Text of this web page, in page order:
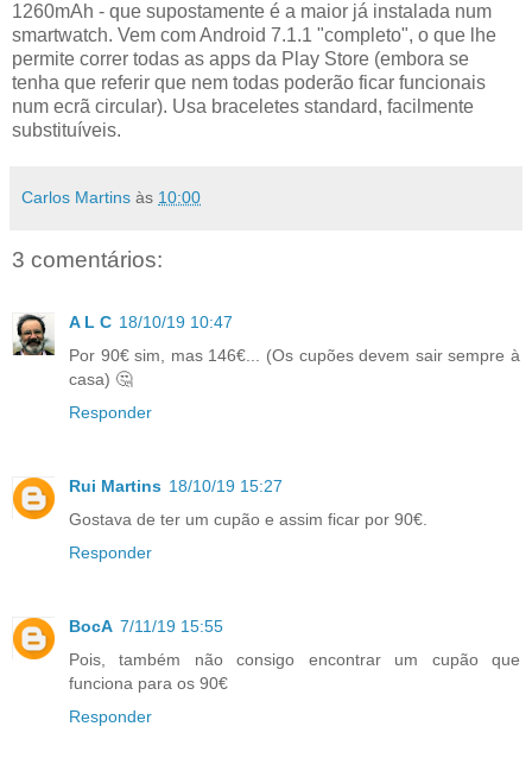
1260mAh - que supostamente é a maior já instalada num
smartwatch. Vem com Android 7.1.1 "completo", o que lhe
permite correr todas as apps da Play Store (embora se
tenha que referir que nem todas poderão ficar funcionais
num ecrã circular). Usa braceletes standard, facilmente
substituíveis.
Carlos Martins às 10:00
3 comentários:
A L C 18/10/19 10:47
Por 90€ sim, mas 146€... (Os cupões devem sair sempre à
casa) 🤔
Responder
Rui Martins 18/10/19 15:27
Gostava de ter um cupão e assim ficar por 90€.
Responder
BocA 7/11/19 15:55
Pois, também não consigo encontrar um cupão que
funciona para os 90€
Responder